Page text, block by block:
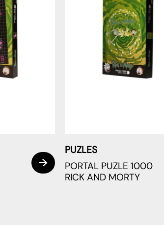
PUZLES
PORTAL PUZLE 1000
RICK AND MORTY